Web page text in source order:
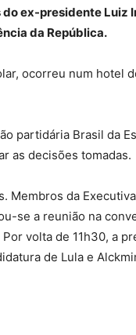
ex-presidente Luiz
da República.
ocorreu num hotel
partidária Brasil da
as decisões tomadas.
Membros da
se a reunião na
volta de 11h30, a
de Lula e